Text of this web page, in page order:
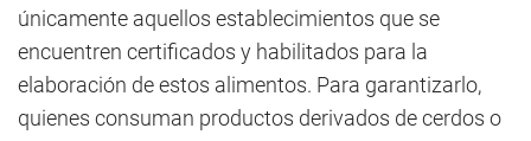
únicamente aquellos establecimientos que se
encuentren certificados y habilitados para la
elaboración de estos alimentos. Para garantizarlo,
quienes consuman productos derivados de cerdos o